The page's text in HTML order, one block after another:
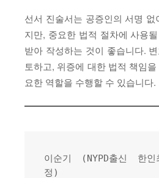
선서 진술서는 공증인의 서명
지만, 중요한 법적 절차에 사용
받아 작성하는 것이 좋습니다.
토하고, 위증에 대한 법적 책임
요한 역할을 수행할 수 있습니다.
이순기 (NYPD출신 한인
정)